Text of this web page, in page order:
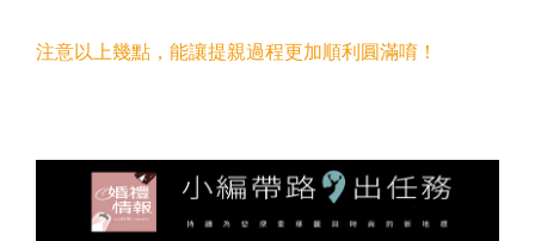
注意以上幾點，能讓提親過程更加順利圓滿唷！